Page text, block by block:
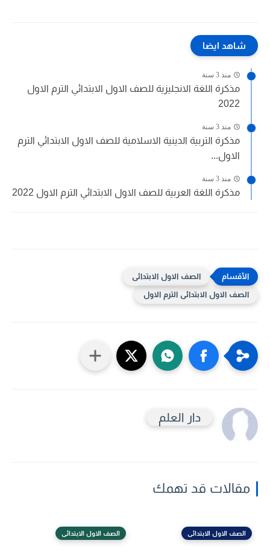
شاهد ايضا
منذ 3 سنة
مذكرة اللغة الانجليزية للصف الاول الابتدائي الترم الاول
2022
منذ 3 سنة
مذكرة التربية الدينية الاسلامية للصف الاول الابتدائي الترم
الاول...
منذ 3 سنة
مذكرة اللغة العربية للصف الاول الابتدائي الترم الاول 2022
الصف الاول الابتدائى
الصف الاول الابتدائى الترم الاول
دار العلم
مقالات قد تهمك
الصف الاول الابتدائى الصف الاول الابتدائى